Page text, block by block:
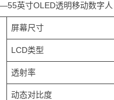
英寸OLED透明移动数字人
屏幕尺寸
LCD类型
透射率
动态对比度